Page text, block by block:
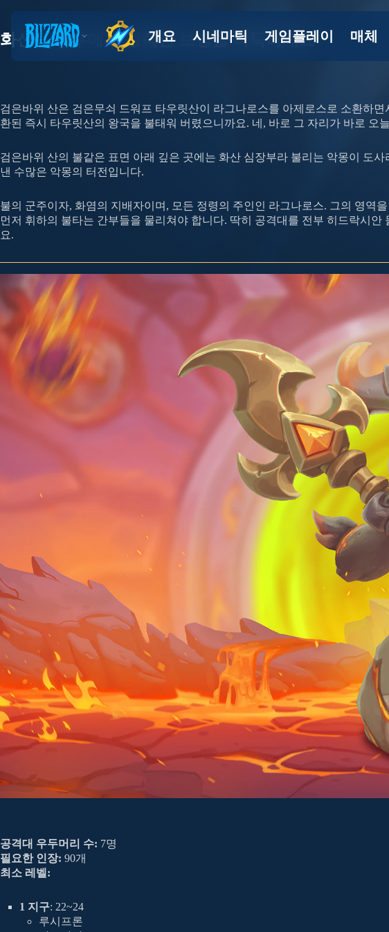
화산 심장부에서 강력한 보상을 획득하세요
검은바위 산은 검은무쇠 드워프 타우릿산이 라그나로스를 아제로스로 소환하
환된 즉시 타우릿산의 왕국을 불태워 버렸으니까요. 네, 바로 그 자리가 바로 오
검은바위 산의 불같은 표면 아래 깊은 곳에는 화산 심장부라 불리는 악몽이 도
낸 수많은 악몽의 터전입니다.
불의 군주이자, 화염의 지배자이며, 모든 정령의 주인인 라그나로스. 그의 영역
먼저 휘하의 불타는 간부들을 물리쳐야 합니다. 딱히 공격대를 전부 히드락시
요.
공격대 우두머리 수: 7명
필요한 인장: 90개
최소 레벨:
1 지구: 22~24
루시프론